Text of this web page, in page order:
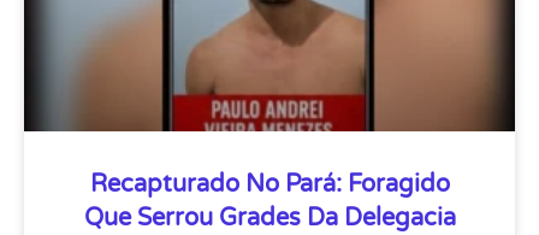
Recapturado No Pará: Foragido
Que Serrou Grades Da Delegacia